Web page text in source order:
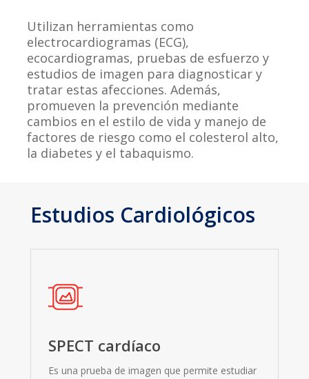
Utilizan herramientas como
electrocardiogramas (ECG),
ecocardiogramas, pruebas de esfuerzo y
estudios de imagen para diagnosticar y
tratar estas afecciones. Además,
promueven la prevención mediante
cambios en el estilo de vida y manejo de
factores de riesgo como el colesterol alto,
la diabetes y el tabaquismo.
Estudios Cardiológicos
SPECT cardíaco
Es una prueba de imagen que permite estudiar